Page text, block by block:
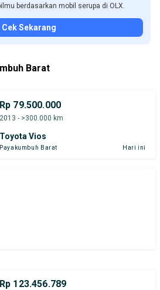
Model
berdasarkan mobil serupa di OLX.
Cek Sekarang
Barat
Rp 79.500.000
2013 - >300.000 km
Toyota Vios
Payakumbuh Barat Hari ini
Rp 123.456.789